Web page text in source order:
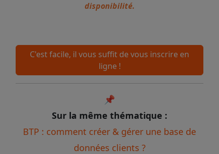
disponibilité.
C'est facile, il vous suffit de vous inscrire en
ligne !
📌
Sur la même thématique :
BTP : comment créer & gérer une base de
données clients ?